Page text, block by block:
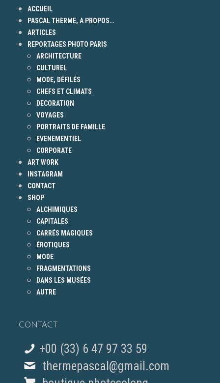
ACCUEIL
PASCAL THERME, A PROPOS…
ARTICLES
REPORTAGES PHOTO PARIS
ARCHITECTURE
CULTUREL
MODE, DÉFILÉS
CHEFS ET CLIMATS
DECORATION
VOYAGES
PORTRAITS DE FAMILLE
EVENEMENTIEL
CORPORATE
ART WORK
INSTAGRAM
CONTACT
SHOP
ALCHIMIQUES
CAPITALES
CARRÉS MAGIQUES
ÉROTIQUES
MODE
FRAGMENTATIONS
DANS LES MUSÉES
AUTRE
CONTACT
+00 (33) 6 47 97 33 59
thermepascal@gmail.com